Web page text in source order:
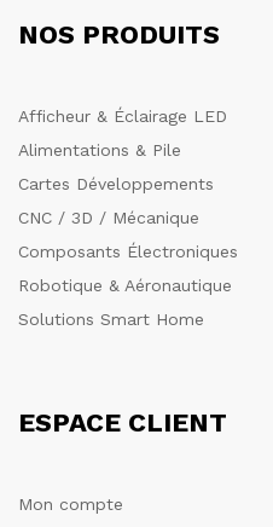
NOS PRODUITS
Afficheur & Éclairage LED
Alimentations & Pile
Cartes Développements
CNC / 3D / Mécanique
Composants Électroniques
Robotique & Aéronautique
Solutions Smart Home
ESPACE CLIENT
Mon compte